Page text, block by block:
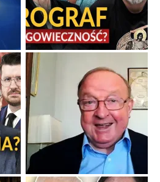
czasy. Maryjna alternatywa dla
...